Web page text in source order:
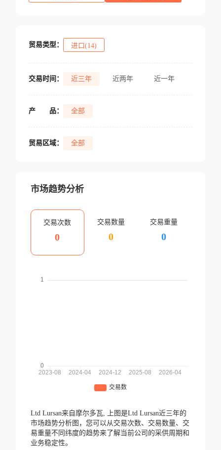
贸易类型： 进口(14)
交易时间： 近三年 近两年 近一年
产 品： 全部
贸易区域： 全部
市场趋势分析
交易次数
0
交易数量
0
交易重量
0
Ltd Lursan来自摩尔多瓦,
上图是Ltd Lursan近三年的
市场趋势分析图，您可以从交易次数、交易数量、交
易重量不同纬度的趋势来了解当前公司的采供周期和
业务稳定性。